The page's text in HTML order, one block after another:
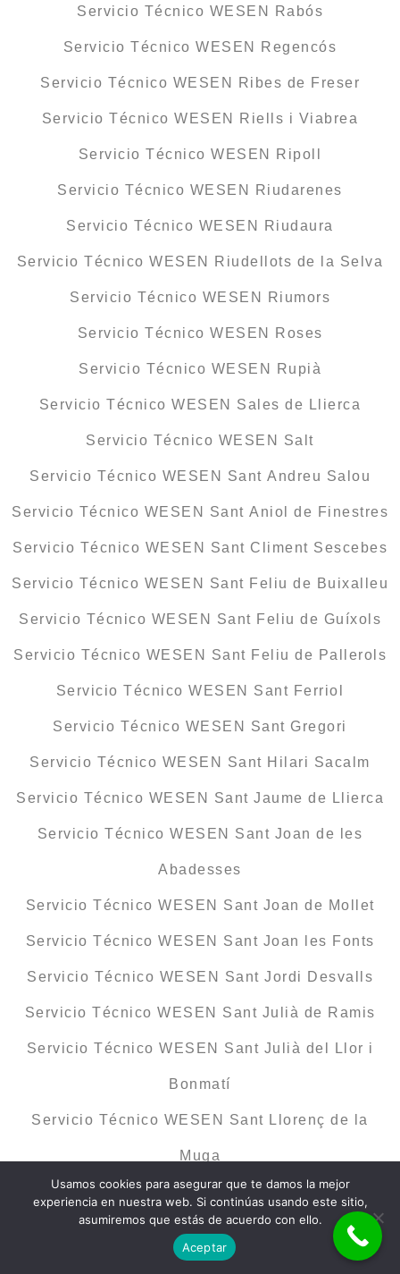
Servicio Técnico WESEN Rabós
Servicio Técnico WESEN Regencós
Servicio Técnico WESEN Ribes de Freser
Servicio Técnico WESEN Riells i Viabrea
Servicio Técnico WESEN Ripoll
Servicio Técnico WESEN Riudarenes
Servicio Técnico WESEN Riudaura
Servicio Técnico WESEN Riudellots de la Selva
Servicio Técnico WESEN Riumors
Servicio Técnico WESEN Roses
Servicio Técnico WESEN Rupià
Servicio Técnico WESEN Sales de Llierca
Servicio Técnico WESEN Salt
Servicio Técnico WESEN Sant Andreu Salou
Servicio Técnico WESEN Sant Aniol de Finestres
Servicio Técnico WESEN Sant Climent Sescebes
Servicio Técnico WESEN Sant Feliu de Buixalleu
Servicio Técnico WESEN Sant Feliu de Guíxols
Servicio Técnico WESEN Sant Feliu de Pallerols
Servicio Técnico WESEN Sant Ferriol
Servicio Técnico WESEN Sant Gregori
Servicio Técnico WESEN Sant Hilari Sacalm
Servicio Técnico WESEN Sant Jaume de Llierca
Servicio Técnico WESEN Sant Joan de les
Abadesses
Servicio Técnico WESEN Sant Joan de Mollet
Servicio Técnico WESEN Sant Joan les Fonts
Servicio Técnico WESEN Sant Jordi Desvalls
Servicio Técnico WESEN Sant Julià de Ramis
Servicio Técnico WESEN Sant Julià del Llor i
Bonmatí
Servicio Técnico WESEN Sant Llorenç de la
Muga
Servicio Técnico WESEN Sant Martí de Llémena
Servicio Técnico WESEN Sant Martí Vell
Servicio Técnico WESEN Sant Miquel de
Usamos cookies para asegurar que te damos la mejor
experiencia en nuestra web. Si continúas usando este sitio,
asumiremos que estás de acuerdo con ello.
Aceptar